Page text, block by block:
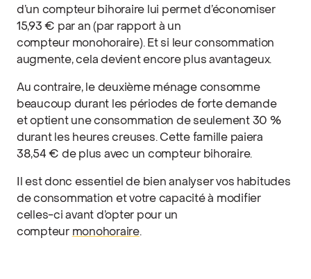
d’un compteur bihoraire lui permet d’économiser
15,93 € par an (par rapport à un
compteur monohoraire). Et si leur consommation
augmente, cela devient encore plus avantageux.
Au contraire, le deuxième ménage consomme
beaucoup durant les périodes de forte demande
et optient une consommation de seulement 30 %
durant les heures creuses. Cette famille paiera
38,54 € de plus avec un compteur bihoraire.
Il est donc essentiel de bien analyser vos habitudes
de consommation et votre capacité à modifier
celles-ci avant d’opter pour un
compteur monohoraire.